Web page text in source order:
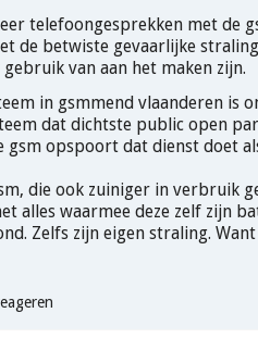
telefoongesprekken met de
de betwiste gevaarlijke
van aan het maken zijn.
in gsmmend vlaanderen is
dat dichtste public open
gsm opspoort dat dienst doet
die ook zuiniger in verbruik
alles waarmee deze zelf zijn
Zelfs zijn eigen straling.